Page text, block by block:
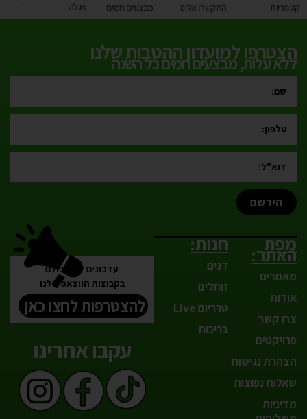
קטגוריות התקשרו אלינו מבצעים חמים עגלה
הצטרפו למועדון ההטבות שלנו
ללא עלות, מבצעים חמים כל השנה
הירשם
מפת
האתר:
מאמרים
אודות
צרו קשר
פרויקטים
הצהרת נגישות
שאלות נפוצות
מדיניות
חנות:
דגים
זוחלים
טרריום Live
בריכות
עדכונים לפני כולם
בקבוצות הווצאפ שלנו
להצטרפות לחצו כאן
עקבו אחרינו